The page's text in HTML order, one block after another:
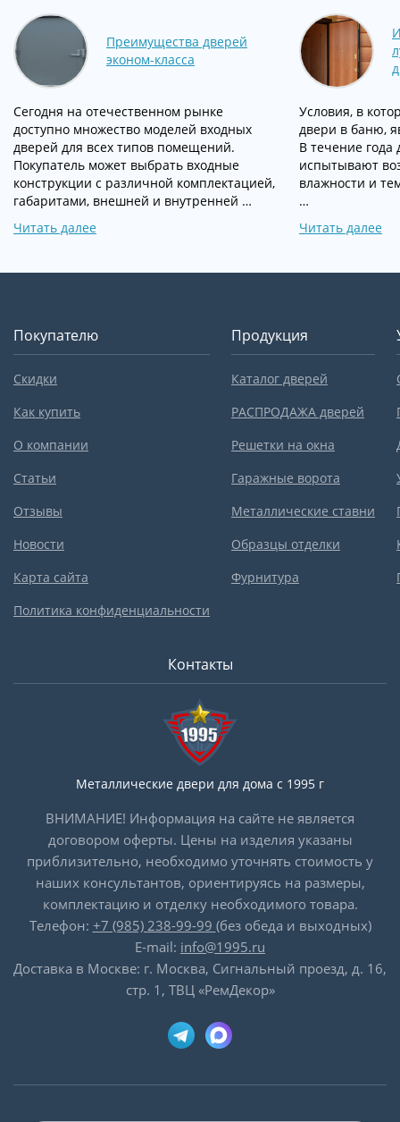
Преимущества дверей
эконом-класса
Сегодня на отечественном рынке
доступно множество моделей входных
дверей для всех типов помещений.
Покупатель может выбрать входные
конструкции с различной комплектацией,
габаритами, внешней и внутренней …
Читать далее
Условия, в
двери в баню,
В течение года
испытывают
влажности и
…
Читать далее
Покупателю
Скидки
Как купить
О компании
Статьи
Отзывы
Новости
Карта сайта
Политика конфиденциальности
Продукция
Каталог дверей
РАСПРОДАЖА дверей
Решетки на окна
Гаражные ворота
Металлические ставни
Образцы отделки
Фурнитура
Контакты
Металлические двери для дома с 1995 г
ВНИМАНИЕ! Информация на сайте не является
договором оферты. Цены на изделия указаны
приблизительно, необходимо уточнять стоимость у
наших консультантов, ориентируясь на размеры,
комплектацию и отделку необходимого товара.
Телефон: +7 (985) 238-99-99 (без обеда и выходных)
E-mail: info@1995.ru
Доставка в Москве: г. Москва, Сигнальный проезд, д. 16,
стр. 1, ТВЦ «РемДекор»